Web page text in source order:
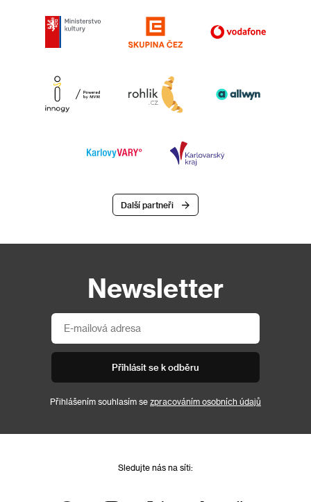
Další partneři
Newsletter
Přihlásit se k odběru
Přihlášením souhlasím se zpracováním osobních údajů
Sledujte nás na síti: